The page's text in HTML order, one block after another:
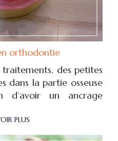
orthodontie
des petites
dans la partie osseuse
un ancrage
PLUS